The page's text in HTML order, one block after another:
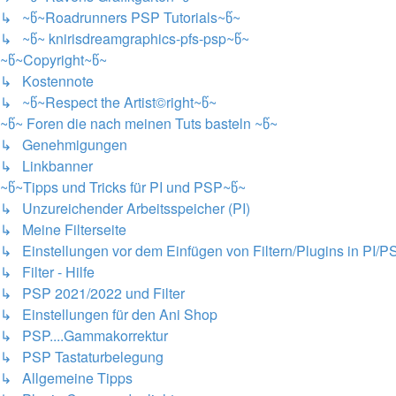
↳ ~წ~Roadrunners PSP Tutorials~წ~
↳ ~წ~ knirisdreamgraphics-pfs-psp~წ~
~წ~Copyright~წ~
↳ Kostennote
↳ ~წ~Respect the Artist©right~წ~
~წ~ Foren die nach meinen Tuts basteln ~წ~
↳ Genehmigungen
↳ Linkbanner
~წ~Tipps und Tricks für PI und PSP~წ~
↳ Unzureichender Arbeitsspeicher (PI)
↳ Meine Filterseite
↳ Einstellungen vor dem Einfügen von Filtern/Plugins in PI/
↳ Filter - Hilfe
↳ PSP 2021/2022 und Filter
↳ Einstellungen für den Ani Shop
↳ PSP....Gammakorrektur
↳ PSP Tastaturbelegung
↳ Allgemeine Tipps